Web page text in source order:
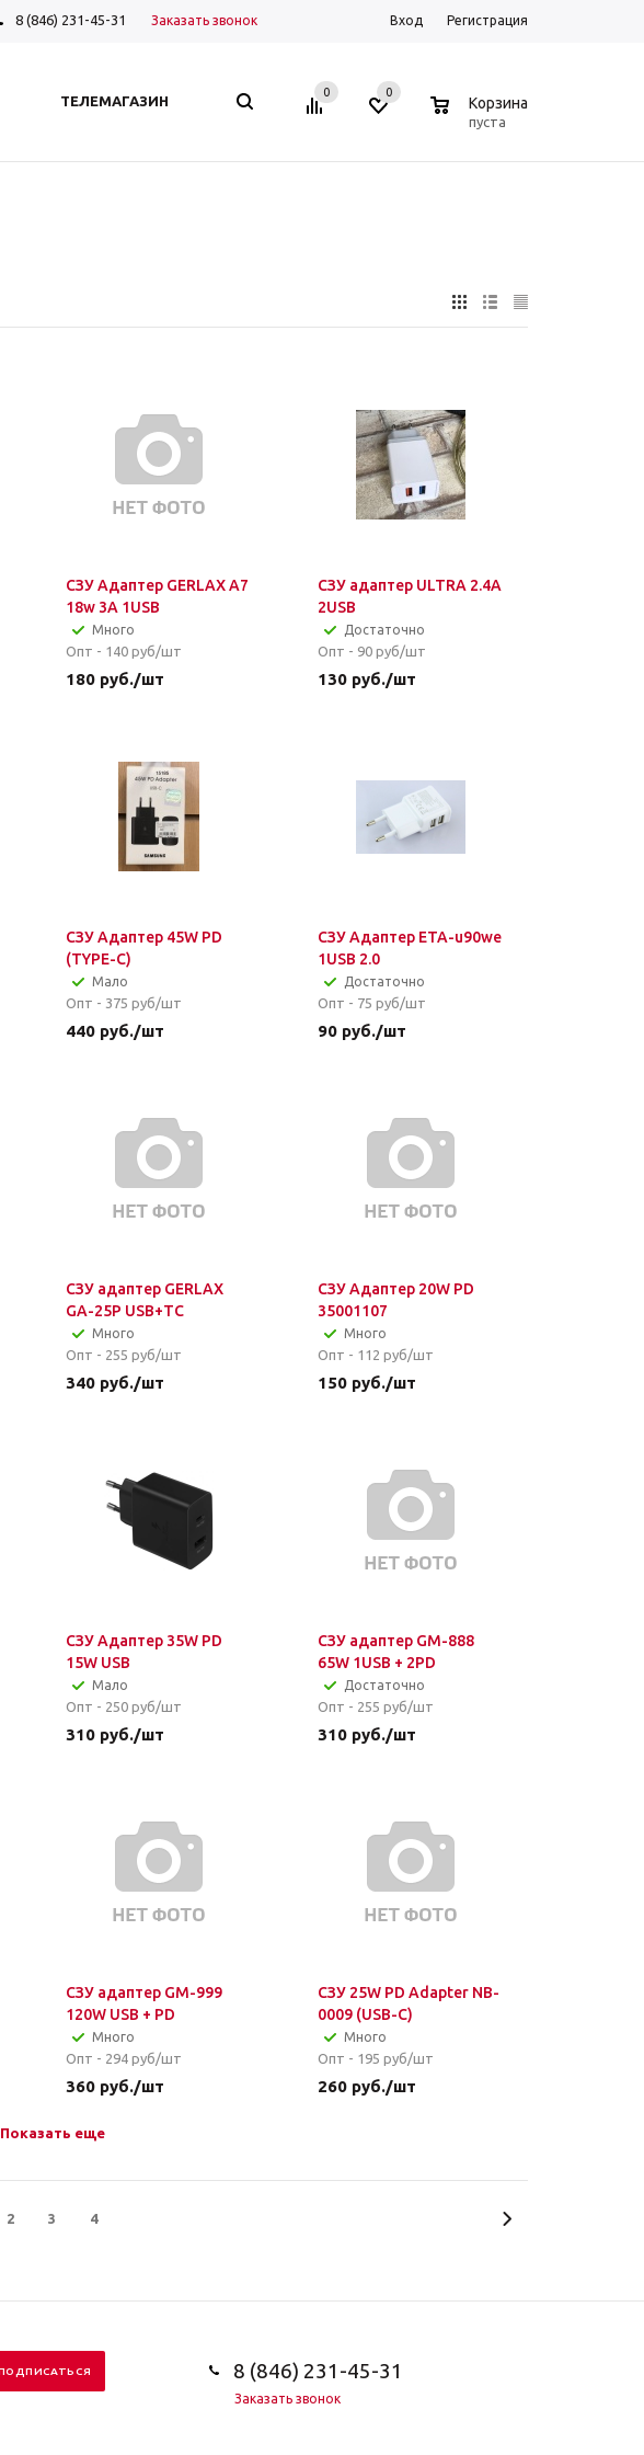
8 (846) 231-45-31 Заказать звонок Вход Регистрация
ТЕЛЕМАГАЗИН
0 0
Корзина
пуста
СЗУ Адаптер GERLAX A7
18w 3A 1USB
Много
Опт - 140 руб/шт
180 руб./шт
СЗУ адаптер ULTRA 2.4A
2USB
Достаточно
Опт - 90 руб/шт
130 руб./шт
СЗУ Адаптер 45W PD
(TYPE-C)
Мало
Опт - 375 руб/шт
440 руб./шт
СЗУ Адаптер ETA-u90we
1USB 2.0
Достаточно
Опт - 75 руб/шт
90 руб./шт
СЗУ адаптер GERLAX
GA-25P USB+TC
Много
Опт - 255 руб/шт
340 руб./шт
СЗУ Адаптер 20W PD
35001107
Много
Опт - 112 руб/шт
150 руб./шт
СЗУ Адаптер 35W PD
15W USB
Мало
Опт - 250 руб/шт
310 руб./шт
СЗУ адаптер GM-888
65W 1USB + 2PD
Достаточно
Опт - 255 руб/шт
310 руб./шт
СЗУ адаптер GM-999
120W USB + PD
Много
Опт - 294 руб/шт
360 руб./шт
СЗУ 25W PD Adapter NB-
0009 (USB-C)
Много
Опт - 195 руб/шт
260 руб./шт
Показать еще
2 3 4
8 (846) 231-45-31
Заказать звонок